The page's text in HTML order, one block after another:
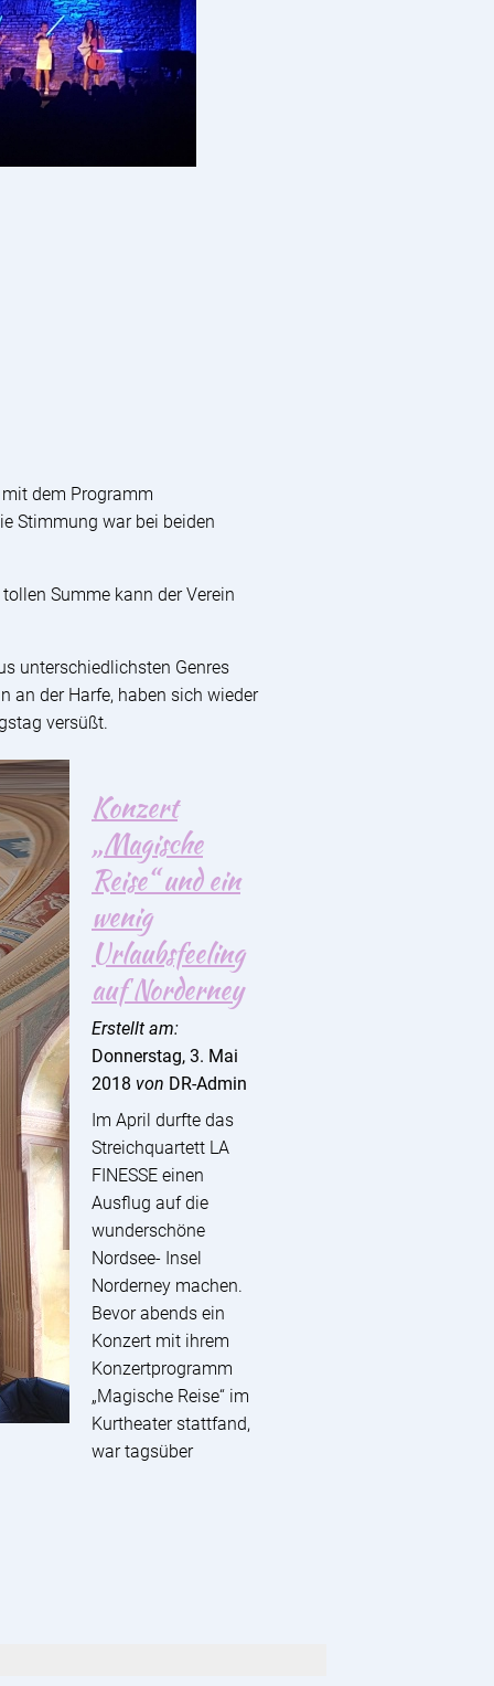
dem Programm
Stimmung war bei beiden
Summe kann der Verein
unterschiedlichsten Genres
an der Harfe, haben sich wieder
versüßt.
Konzert
„Magische
Reise“ und ein
wenig
Urlaubsfeeling
auf Norderney
Erstellt am:
Donnerstag, 3. Mai
2018 von DR-Admin
Im April durfte das
Streichquartett LA
FINESSE einen
Ausflug auf die
wunderschöne
Nordsee- Insel
Norderney machen.
Bevor abends ein
Konzert mit ihrem
Konzertprogramm
„Magische Reise“ im
Kurtheater stattfand,
war tagsüber